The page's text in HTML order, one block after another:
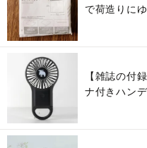
で荷造りに
【雑誌の付
ナ付きハン